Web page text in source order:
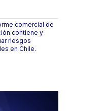
comercial de
contiene y
riesgos
en Chile.